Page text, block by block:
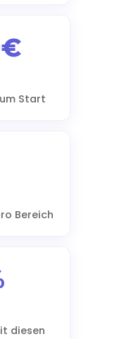
Start
Bereich
diesen